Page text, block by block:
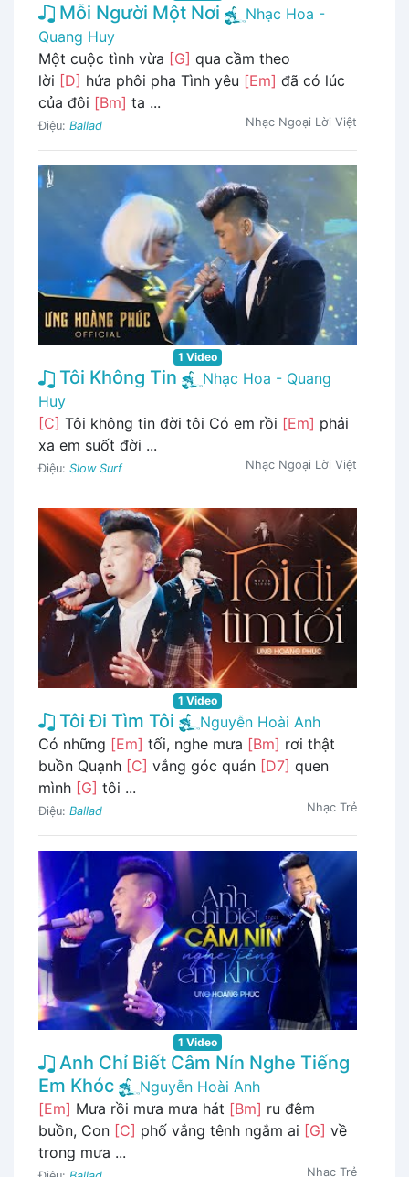
Mỗi Người Một Nơi
Nhạc Hoa -
Quang Huy
Một cuộc tình vừa [G] qua cầm theo
lời [D] hứa phôi pha Tình yêu [Em] đã có lúc
của đôi [Bm] ta ...
Điệu: Ballad Nhạc Ngoại Lời Việt
1 Video
Tôi Không Tin
Nhạc Hoa - Quang
Huy
[C] Tôi không tin đời tôi Có em rồi [Em] phải
xa em suốt đời ...
Điệu: Slow Surf Nhạc Ngoại Lời Việt
1 Video
Tôi Đi Tìm Tôi
Nguyễn Hoài Anh
Có những [Em] tối, nghe mưa [Bm] rơi thật
buồn Quạnh [C] vắng góc quán [D7] quen
mình [G] tôi ...
Điệu: Ballad Nhạc Trẻ
1 Video
Anh Chỉ Biết Câm Nín Nghe Tiếng
Em Khóc
Nguyễn Hoài Anh
[Em] Mưa rồi mưa mưa hát [Bm] ru đêm
buồn, Con [C] phố vắng tênh ngắm ai [G] về
trong mưa ...
Nhạc Trẻ